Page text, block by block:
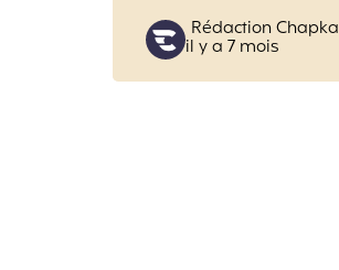
Posted
by
Rédaction Chapka
il y a 7 mois